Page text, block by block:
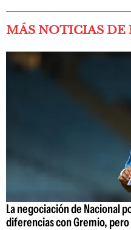
MÁS NOTICIAS DE
La negociación de Nacional
diferencias con Gremio,